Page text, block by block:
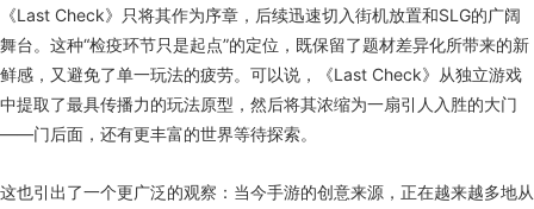
《Last Check》只将其作为序章，后续迅速切入街机放置和SLG的广阔
舞台。这种“检疫环节只是起点”的定位，既保留了题材差异化所带来的新
鲜感，又避免了单一玩法的疲劳。可以说，《Last Check》从独立游戏
中提取了最具传播力的玩法原型，然后将其浓缩为一扇引人入胜的大门
——门后面，还有更丰富的世界等待探索。
这也引出了一个更广泛的观察：当今手游的创意来源，正在越来越多地从